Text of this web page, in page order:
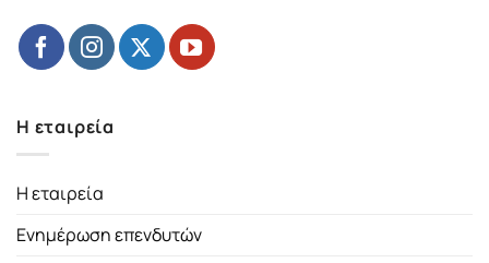
Η εταιρεία
Η εταιρεία
Ενημέρωση επενδυτών